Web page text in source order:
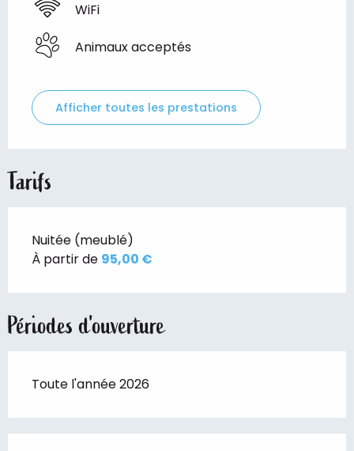
WiFi
Animaux acceptés
Afficher toutes les prestations
Tarifs
Nuitée (meublé)
À partir de 95,00 €
Périodes d'ouverture
Toute l'année 2026